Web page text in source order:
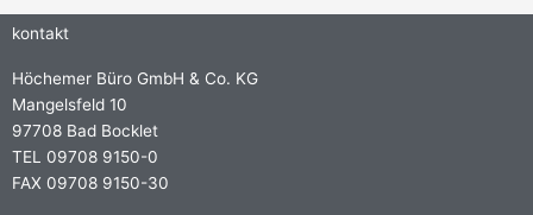
kontakt
Höchemer Büro GmbH & Co. KG
Mangelsfeld 10
97708 Bad Bocklet
TEL 09708 9150-0
FAX 09708 9150-30